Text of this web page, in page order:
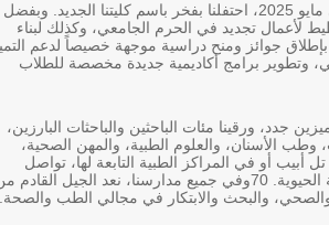
لقد تميز العام الماضي أيضا بإنجازات رائعة في مايو 2025، احتفلنا بفخر باسم كليتنا الجديد. وبفضل
بدأنا بالتخطيط لأعمال تجديد في الحرم الجامعي، وكذلك لبناء
جوائز ومنح دراسية موجهة خصيصاً لدعم
وتطوير برامج أكاديمية جديدة مخصصة للطلاب
جدد، ورقينا مئات الباحثين والباحثات البارزين،
الأسنان، والعلوم الطبية، والمهن الصحية،
أو في المراكز الطبية التابعة لها، تواصل
تحقيق إنجازات رائدة وملهمة في العلوم الطبية الحيوية. 70وفي جميع مدارسنا، نعد الجيل
والبحث والابتكار في مجالي الطب والصحة.